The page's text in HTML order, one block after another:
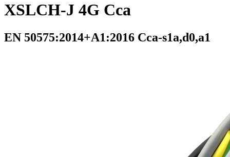
XSLCH-J 4G Cca
EN 50575:2014+A1:2016 Cca-s1a,d0,a1